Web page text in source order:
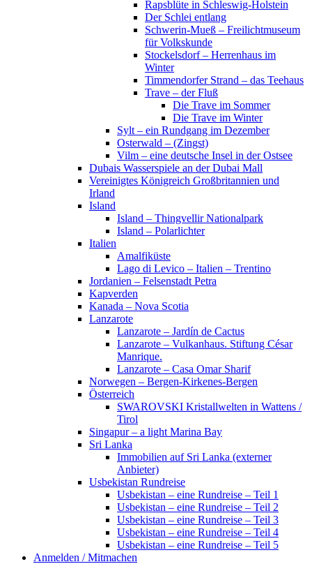
Rapsblüte in Schleswig-Holstein
Der Schlei entlang
Schwerin-Mueß – Freilichtmuseum
für Volkskunde
Stockelsdorf – Herrenhaus im
Winter
Timmendorfer Strand – das Teehaus
Trave – der Fluß
Die Trave im Sommer
Die Trave im Winter
Sylt – ein Rundgang im Dezember
Osterwald – (Zingst)
Vilm – eine deutsche Insel in der Ostsee
Dubais Wasserspiele an der Dubai Mall
Vereinigtes Königreich Großbritannien und
Irland
Island
Island – Thingvellir Nationalpark
Island – Polarlichter
Italien
Amalfiküste
Lago di Levico – Italien – Trentino
Jordanien – Felsenstadt Petra
Kapverden
Kanada – Nova Scotia
Lanzarote
Lanzarote – Jardín de Cactus
Lanzarote – Vulkanhaus. Stiftung César
Manrique.
Lanzarote – Casa Omar Sharif
Norwegen – Bergen-Kirkenes-Bergen
Österreich
SWAROVSKI Kristallwelten in Wattens /
Tirol
Singapur – a light Marina Bay
Sri Lanka
Immobilien auf Sri Lanka (externer
Anbieter)
Usbekistan Rundreise
Usbekistan – eine Rundreise – Teil 1
Usbekistan – eine Rundreise – Teil 2
Usbekistan – eine Rundreise – Teil 3
Usbekistan – eine Rundreise – Teil 4
Usbekistan – eine Rundreise – Teil 5
Anmelden / Mitmachen